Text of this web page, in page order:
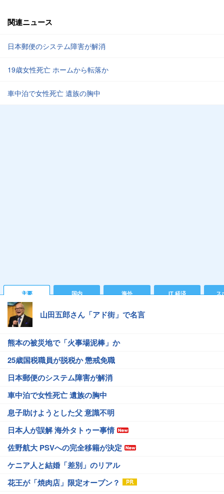
関連ニュース
日本郵便のシステム障害が解消
19歳女性死亡 ホームから転落か
車中泊で女性死亡 遺族の胸中
主要 国内 海外 IT 経済 ス
山田五郎さん「アド街」で名言
熊本の被災地で「火事場泥棒」か
25歳国税職員が脱税か 懲戒免職
日本郵便のシステム障害が解消
車中泊で女性死亡 遺族の胸中
息子助けようとした父 意識不明
日本人が誤解 海外タトゥー事情
佐野航大 PSVへの完全移籍が決定
ケニア人と結婚「差別」のリアル
花王が「焼肉店」限定オープン？